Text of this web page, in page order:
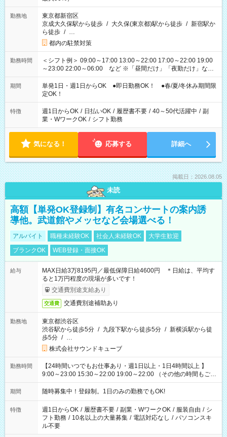
勤務地
東京都新宿区
京成大久保駅から徒歩 / 大久保(東京都)駅から徒歩 / 新宿駅か
ら徒歩 / …
都内の駐禁対策
勤務時間
＜シフト例＞ 09:00～17:00 13:00～22:00 17:00～22:00 19:00
～23:00 22:00～06:00 など ※「昼間だけ」「夜勤だけ」など
の希望OK
期間
単発1日・週1日からOK ●即日勤務OK！ ●春/夏/冬休み期間限
定OK！
特徴 週1日からOK / 日払いOK / 履歴書不要 / 40～50代活躍中 / 副
業・WワークOK / シフト勤務
気になる！ 応募する 詳細へ
掲載日：2026.08.05
未読
高額【単発OK登録制】有名コンサートの案内誘
導他。武道館やメッセなど会場選べる！
アルバイト 職種未経験OK 社会人未経験OK
大学生歓迎
ブランクOK
WEB登録・面接OK
給与
MAX日給3万8195円／最低保障日給4600円 ＊日給は、平均す
ると1万円程度の現場が多いです！
交通費別途支給あり
交通費 交通費別途補助あり
勤務地
東京都渋谷区
渋谷駅から徒歩5分 / 九段下駅から徒歩5分 / 新横浜駅から徒
歩5分 / …
株式会社サウンドキューブ
勤務時間
【24時間いつでもお仕事あり・週1日以上・1日4時間以上 】
9:00～23:00 15:30～22:00 19:00～22:00 （その他の時間もござ
います！） 19:00～23:30 21:00～翌5:00 etc... ＊上記シフトは
一例です。現場により、時間が異なります！ ＊イベントが早く
期間 随時募集中！登録制。1日のみの勤務でもOK!
特徴 週1日からOK / 履歴書不要 / 副業・WワークOK / 服装自由 / シ
フト勤務 / 10名以上の大量募集 / 電話対応なし / パソコンスキ
ル不要